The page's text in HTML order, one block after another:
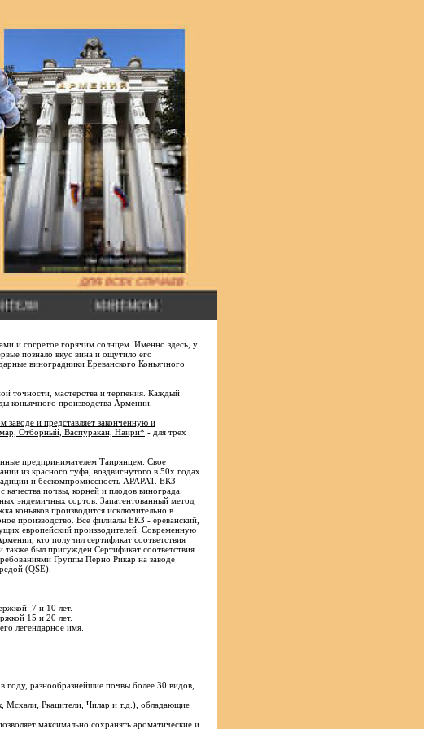
и согретое горячим солнцем. Именно здесь, у
познало вкус вина и ощутило его
виноградники Ереванского Коньячного
точности, мастерства и терпения. Каждый
коньячного производства Армении.
и представляет законченную и
Отборный, Васпуракан, Наири* - для трех
предпринимателем Таирянцем. Свое
из красного туфа, воздвигнутого в 50х годах
и бескомпромиссность АРАРАТ. ЕКЗ
качества почвы, корней и плодов винограда.
эндемичных сортов. Запатентованный метод
коньяков производится исключительно в
производство. Все филиалы ЕКЗ - ереванский,
европейский производителей. Современную
кто получил сертификат соответствия
был присужден Сертификат соответствия
Группы Перно Рикар на заводе
(QSE).
7 и 10 лет.
15 и 20 лет.
легендарное имя.
разнообразнейшие почвы более 30 видов,
Мсхали, Ркацители, Чилар и т.д.), обладающие
максимально сохранять ароматические и